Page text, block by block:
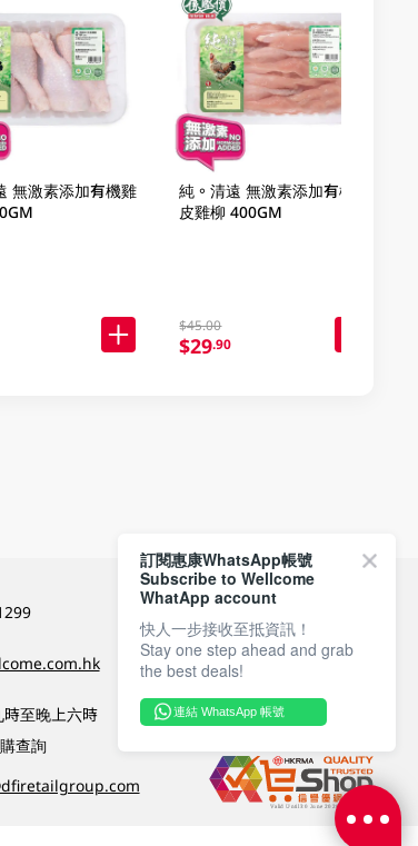
無激素添加有機雞
純。清遠 無激素添加有機無
皮雞柳 400GM
$45.00
$29.90
至晚上六時
查詢
付款方式
關注我們
訂閱惠康WhatsApp帳號
Subscribe to Wellcome
WhatApp account
快人一步接收至抵資訊！
Stay one step ahead and grab
the best deals!
連結 WhatsApp 帳號